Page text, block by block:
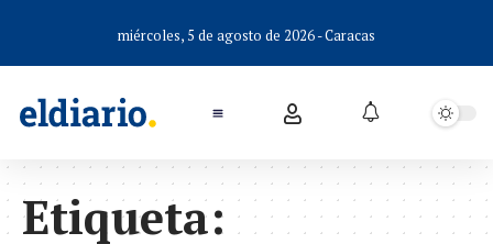
miércoles, 5 de agosto de 2026 - Caracas
Etiqueta: